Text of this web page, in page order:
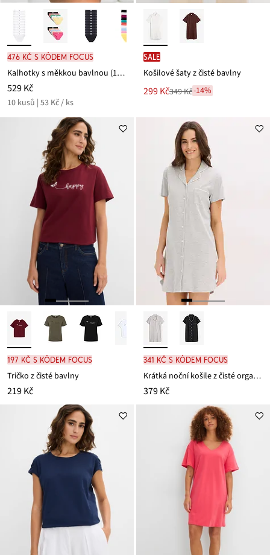
476 Kč s kódem FOCUS
Kalhotky s měkkou bavlnou (10 ks v balení)
529 Kč
10 kusů | 53 Kč / ks
SALE
Košilové šaty z čisté bavlny
Nová
299 Kč
Zlevněno349 Kč-14%
197 Kč s kódem FOCUS
Tričko z čisté bavlny
219 Kč
341 Kč s kódem FOCUS
Krátká noční košile z čisté organické bavlny
379 Kč